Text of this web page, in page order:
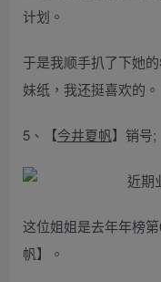
计划。
于是我顺手扒了下她
妹纸，我还挺喜欢的。
5、【今井夏帆】销号;
这位姐姐是去年年榜
帆】。